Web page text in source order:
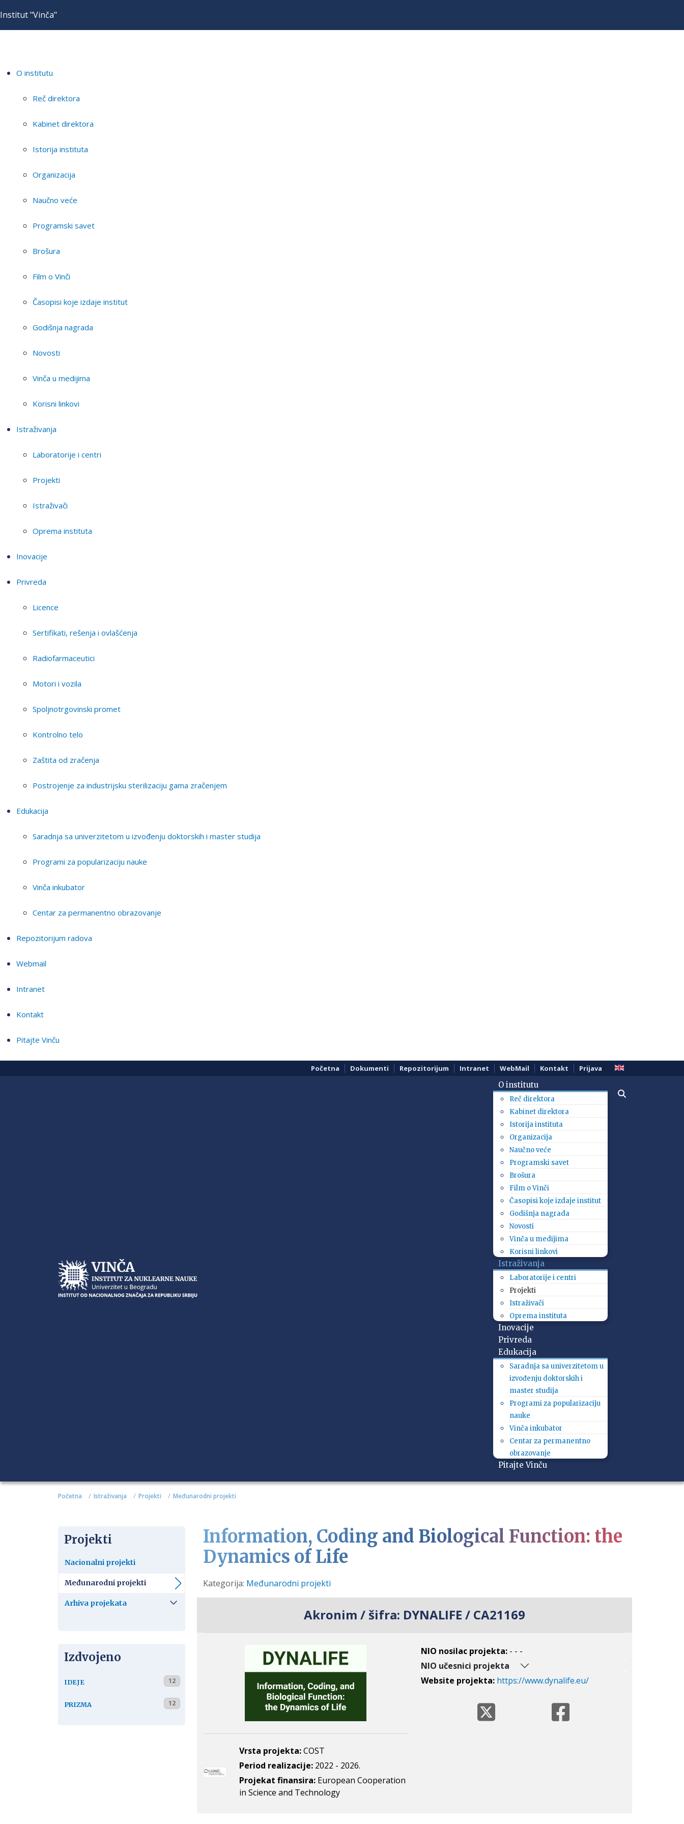
Institut "Vinča"
O institutu
Reč direktora
Kabinet direktora
Istorija instituta
Organizacija
Naučno veće
Programski savet
Brošura
Film o Vinči
Časopisi koje izdaje institut
Godišnja nagrada
Novosti
Vinča u medijima
Korisni linkovi
Istraživanja
Laboratorije i centri
Projekti
Istraživači
Oprema instituta
Inovacije
Privreda
Licence
Sertifikati, rešenja i ovlašćenja
Radiofarmaceutici
Motori i vozila
Spoljnotrgovinski promet
Kontrolno telo
Zaštita od zračenja
Postrojenje za industrijsku sterilizaciju gama zračenjem
Edukacija
Saradnja sa univerzitetom u izvođenju doktorskih i master studija
Programi za popularizaciju nauke
Vinča inkubator
Centar za permanentno obrazovanje
Repozitorijum radova
Webmail
Intranet
Kontakt
Pitajte Vinču
Početna Dokumenti Repozitorijum Intranet WebMail Kontakt Prijava
O institutu
Reč direktora
Kabinet direktora
Istorija instituta
Organizacija
Naučno veće
Programski savet
Brošura
Film o Vinči
Časopisi koje izdaje institut
Godišnja nagrada
Novosti
Vinča u medijima
Korisni linkovi
Istraživanja
Laboratorije i centri
Projekti
Istraživači
Oprema instituta
Inovacije
Privreda
Edukacija
Saradnja sa univerzitetom u
izvođenju doktorskih i
master studija
Programi za popularizaciju
nauke
Vinča inkubator
Centar za permanentno
obrazovanje
Pitajte Vinču
Početna Istraživanja Projekti Međunarodni projekti
Projekti
Nacionalni projekti
Međunarodni projekti
Arhiva projekata
Izdvojeno
IDEJE 12
PRIZMA 12
Information, Coding and Biological Function: the
Dynamics of Life
Detalji
Kategorija: Međunarodni projekti
Akronim / šifra: DYNALIFE / CA21169
Vrsta projekta:COST
Period realizacije: 2022 - 2026.
Projekat finansira: European Cooperation
in Science and Technology
NIO nosilac projekta: - - -
NIO učesnici projekta
Website projekta: https://www.dynalife.eu/